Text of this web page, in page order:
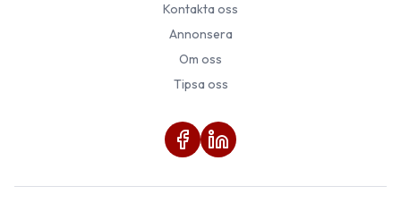
Kontakta oss
Annonsera
Om oss
Tipsa oss